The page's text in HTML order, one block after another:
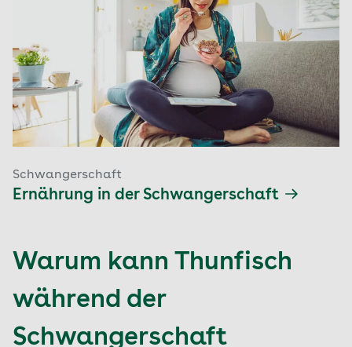
Schwangerschaft
Ernährung in der Schwangerschaft
Warum kann Thunfisch
während der
Schwangerschaft